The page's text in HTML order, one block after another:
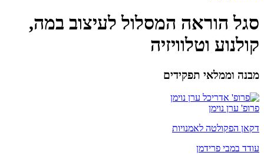
סגל הוראה המסלול לעיצוב במה,
קולנוע וטלוויזיה
מבנה וממלאי תפקידים
פרופ' ערן נוימן
דקאן הפקולטה לאמנויות
עודד במבי פרידמן